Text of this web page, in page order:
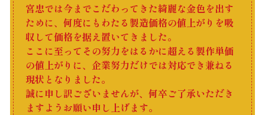
宮忠では今までこだわってきた綺麗な金色を出す
ために、何度にもわたる製造価格の値上がりを吸
収して価格を据え置いてきました。
ここに至ってその努力をはるかに超える製作単価
の値上がりに、企業努力だけでは対応でき兼ねる
現状となりました。
誠に申し訳ございませんが、何卒ご了承いただき
ますようお願い申し上げます。